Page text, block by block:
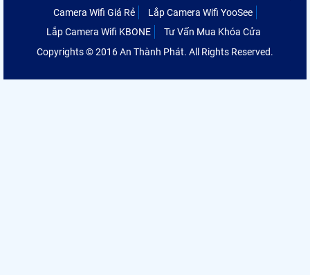
Camera Wifi Giá Rẻ
Lắp Camera Wifi YooSee
Lắp Camera Wifi KBONE
Tư Vấn Mua Khóa Cửa
Copyrights © 2016 An Thành Phát. All Rights Reserved.